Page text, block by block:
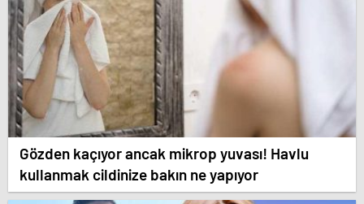
Gözden kaçıyor ancak mikrop yuvası! Havlu
kullanmak cildinize bakın ne yapıyor